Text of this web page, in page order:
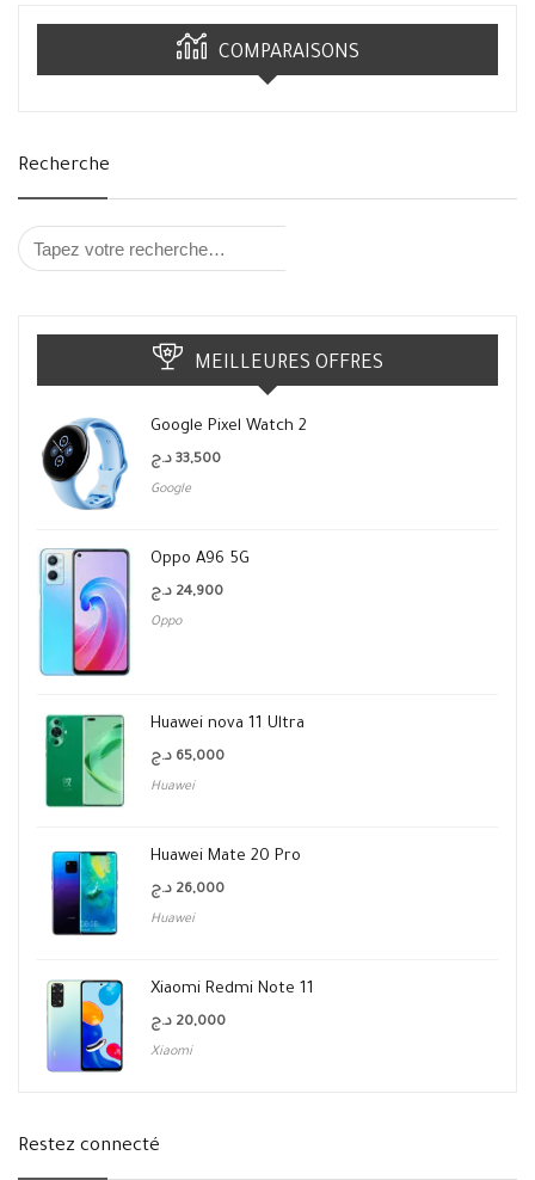
COMPARAISONS
Recherche
MEILLEURES OFFRES
Google Pixel Watch 2
33,500 د.ج
Google
Oppo A96 5G
24,900 د.ج
Oppo
Huawei nova 11 Ultra
65,000 د.ج
Huawei
Huawei Mate 20 Pro
26,000 د.ج
Huawei
Xiaomi Redmi Note 11
20,000 د.ج
Xiaomi
Restez connecté